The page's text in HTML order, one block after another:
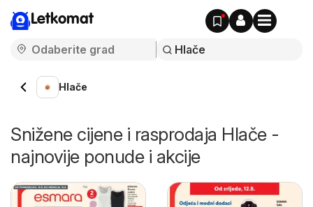
Letkomat
Hlače
Snižene cijene i rasprodaja Hlače -
najnovije ponude i akcije